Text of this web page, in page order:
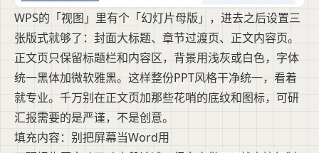
WPS的「视图」里有个「幻灯片母版」，进去之后设置三
张版式就够了：封面大标题、章节过渡页、正文内容页。
正文页只保留标题栏和内容区，背景用浅灰或白色，字体
统一黑体加微软雅黑。这样整份PPT风格干净统一，看着
就专业。千万别在正文页加那些花哨的底纹和图标，可研
汇报需要的是严谨，不是创意。
填充内容：别把屏幕当Word用